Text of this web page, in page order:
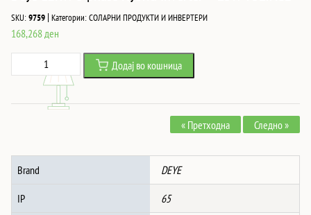
SKU:9759 | Категории:СОЛАРНИ ПРОДУКТИ И ИНВЕРТЕРИ
168,268 ден
12KW
-
LOW
VOLTAGE
Додај во кошница
« Претходна Следно »
Brand DEYE
IP 65